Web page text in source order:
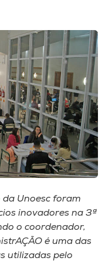
da Unoesc foram
inovadores na 3ª
o coordenador,
é uma das
utilizadas pelo